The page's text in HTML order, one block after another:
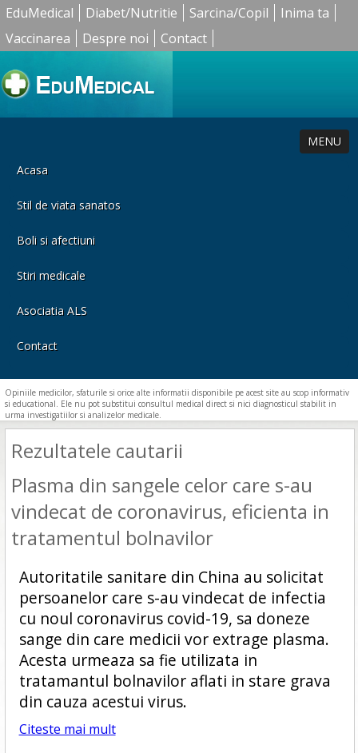
EduMedical Diabet/Nutritie Sarcina/Copil
Inima ta
Vaccinarea
Despre noi Contact
MENU
Acasa
Stil de viata sanatos
Boli si afectiuni
Stiri medicale
Asociatia ALS
Contact
Opiniile medicilor, sfaturile si orice alte informatii disponibile pe acest site au scop informativ
si educational. Ele nu pot substitui consultul medical direct si nici diagnosticul stabilit in
urma investigatiilor si analizelor medicale.
Rezultatele cautarii
Plasma din sangele celor care s-au
vindecat de coronavirus, eficienta in
tratamentul bolnavilor
Autoritatile sanitare din China au solicitat
persoanelor care s-au vindecat de infectia
cu noul coronavirus covid-19, sa doneze
sange din care medicii vor extrage plasma.
Acesta urmeaza sa fie utilizata in
tratamantul bolnavilor aflati in stare grava
din cauza acestui virus.
Citeste mai mult